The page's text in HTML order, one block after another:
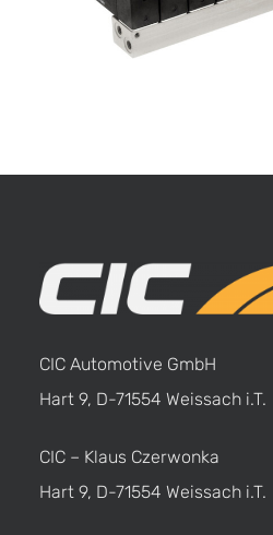
CIC Automotive GmbH
Hart 9, D-71554 Weissach i.T.
CIC – Klaus Czerwonka
Hart 9, D-71554 Weissach i.T.